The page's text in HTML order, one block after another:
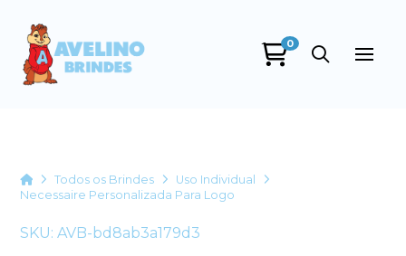
0
HomeTodos os Brindes
Uso Individual
Necessaire Personalizada Para Logo
SKU: AVB-bd8ab3a179d3